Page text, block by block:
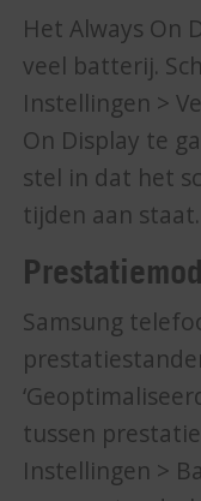
Het Always On
veel batterij.
Instellingen >
On Display te
stel in dat het
tijden aan staat.
Samsung
tussen
Instellingen >